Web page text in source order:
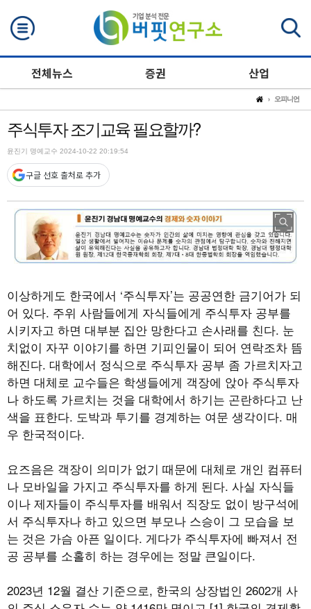
전체뉴스 증권 산업
오피니언
주식투자 조기교육 필요할까?
윤진기 명예교수 2024-10-22 20:19:54
구글 선호 출처로 추가
이상하게도 한국에서 ‘주식투자’는 공공연한 금기어가 되
어 있다. 주위 사람들에게 자식들에게 주식투자 공부를
시키자고 하면 대부분 집안 망한다고 손사래를 친다. 눈
치없이 자꾸 이야기를 하면 기피인물이 되어 연락조차 뜸
해진다. 대학에서 정식으로 주식투자 공부 좀 가르치자고
하면 대체로 교수들은 학생들에게 객장에 앉아 주식투자
나 하도록 가르치는 것을 대학에서 하기는 곤란하다고 난
색을 표한다. 도박과 투기를 경계하는 여문 생각이다. 매
우 한국적이다.
요즈음은 객장이 의미가 없기 때문에 대체로 개인 컴퓨터
나 모바일을 가지고 주식투자를 하게 된다. 사실 자식들
이나 제자들이 주식투자를 배워서 직장도 없이 방구석에
서 주식투자나 하고 있으면 부모나 스승이 그 모습을 보
는 것은 가슴 아픈 일이다. 게다가 주식투자에 빠져서 전
공 공부를 소홀히 하는 경우에는 정말 큰일이다.
2023년 12월 결산 기준으로, 한국의 상장법인 2602개 사
검색